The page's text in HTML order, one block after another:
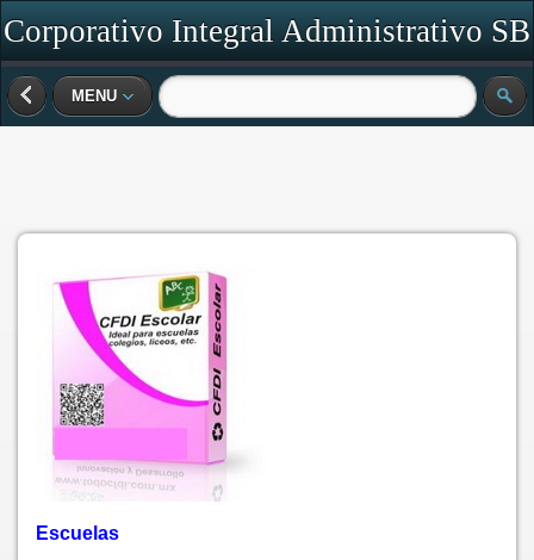
Corporativo Integral Administrativo SB
MENU
Escuelas